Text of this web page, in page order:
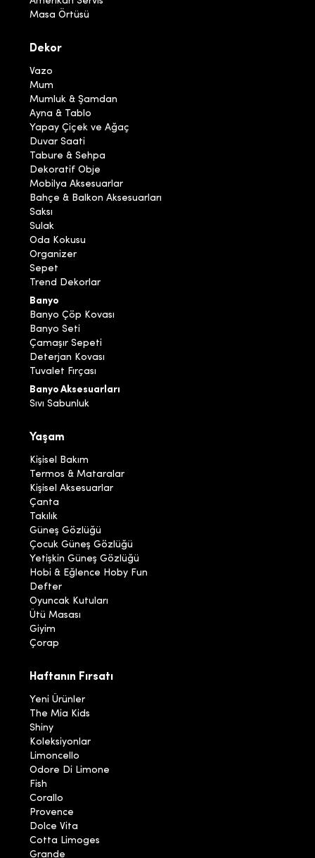
Masa Örtüsü
Dekor
Vazo
Mum
Mumluk & Şamdan
Ayna & Tablo
Yapay Çiçek ve Ağaç
Duvar Saati
Tabure & Sehpa
Dekoratif Obje
Mobilya Aksesuarlar
Bahçe & Balkon Aksesuarları
Saksı
Sulak
Oda Kokusu
Organizer
Sepet
Trend Dekorlar
Banyo
Banyo Çöp Kovası
Banyo Seti
Çamaşır Sepeti
Deterjan Kovası
Tuvalet Fırçası
Banyo Aksesuarları
Sıvı Sabunluk
Yaşam
Kişisel Bakım
Termos & Mataralar
Kişisel Aksesuarlar
Çanta
Takılık
Güneş Gözlüğü
Çocuk Güneş Gözlüğü
Yetişkin Güneş Gözlüğü
Hobi & Eğlence Hoby Fun
Defter
Oyuncak Kutuları
Ütü Masası
Giyim
Çorap
Haftanın Fırsatı
Yeni Ürünler
The Mia Kids
Shiny
Koleksiyonlar
Limoncello
Odore Di Limone
Fish
Corallo
Provence
Dolce Vita
Cotta Limoges
Grande